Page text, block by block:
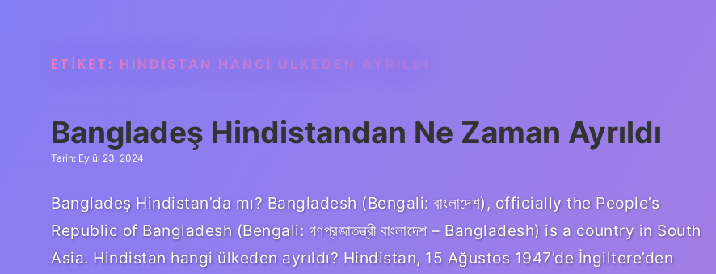
ETIKET: HINDISTAN HANGI ÜLKEDEN AYRILDI
Bangladeş Hindistandan Ne Zaman Ayrıldı
Tarih: Eylül 23, 2024
Bangladeş Hindistan’da mı? Bangladesh (Bengali: বাংলাদেশ), officially the People’s
Republic of Bangladesh (Bengali: গণপ্রজাতন্ত্রী বাংলাদেশ – Bangladesh) is a country in South
Asia. Hindistan hangi ülkeden ayrıldı? Hindistan, 15 Ağustos 1947’de İngiltere’den